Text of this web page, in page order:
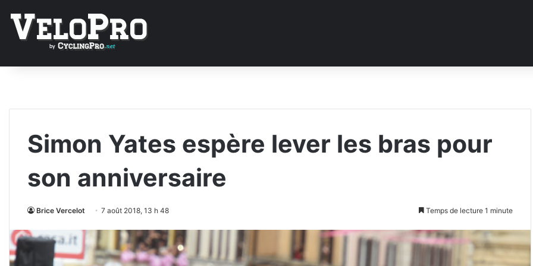
Simon Yates espère lever les bras pour
son anniversaire
Brice Vercelot 7 août 2018, 13 h 48 Temps de lecture 1 minute